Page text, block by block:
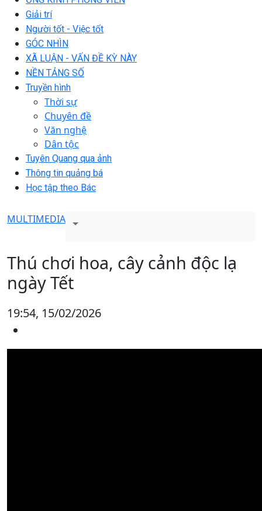
Giải trí
Người tốt - Việc tốt
GÓC NHÌN
XÃ LUẬN - VẤN ĐỀ KỲ NÀY
NỀN TẢNG SỐ
Truyền hình
Thời sự
Chuyên đề
Văn nghệ
Dân tộc
Tuyên Quang qua ảnh
Thông tin quảng bá
Học tập theo Bác
MULTIMEDIA
Thú chơi hoa, cây cảnh độc lạ
ngày Tết
19:54, 15/02/2026